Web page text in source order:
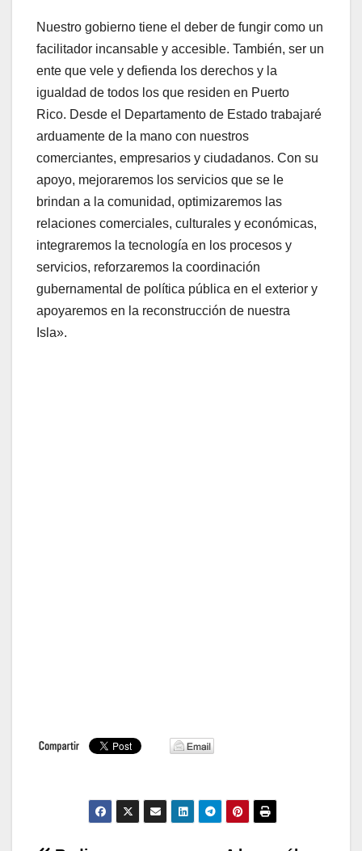
Nuestro gobierno tiene el deber de fungir como un
facilitador incansable y accesible. También, ser un
ente que vele y defienda los derechos y la
igualdad de todos los que residen en Puerto
Rico. Desde el Departamento de Estado trabajaré
arduamente de la mano con nuestros
comerciantes, empresarios y ciudadanos. Con su
apoyo, mejoraremos los servicios que se le
brindan a la comunidad, optimizaremos las
relaciones comerciales, culturales y económicas,
integraremos la tecnología en los procesos y
servicios, reforzaremos la coordinación
gubernamental de política pública en el exterior y
apoyaremos en la reconstrucción de nuestra
Isla».